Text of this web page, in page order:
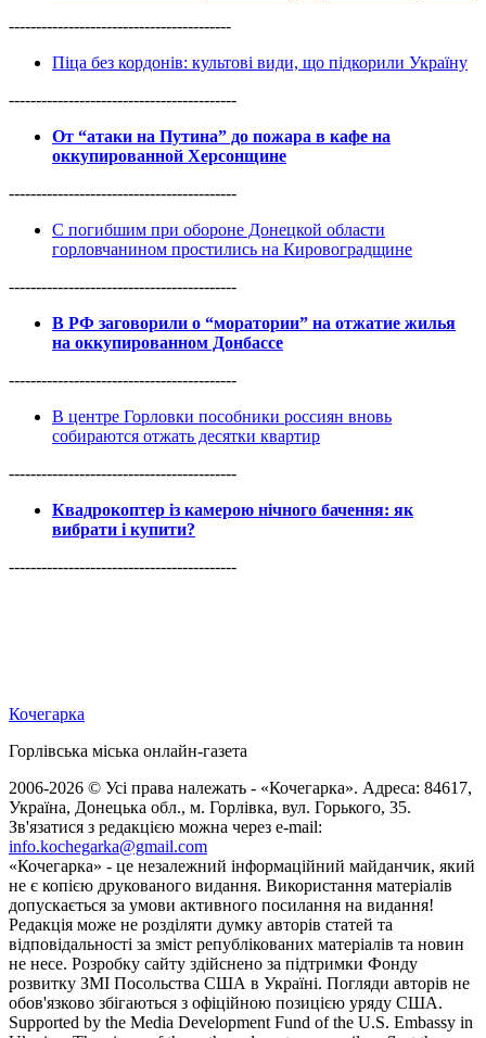
-----------------------------------------
Піца без кордонів: культові види, що підкорили Україну
------------------------------------------
От “атаки на Путина” до пожара в кафе на
оккупированной Херсонщине
------------------------------------------
С погибшим при обороне Донецкой области
горловчанином простились на Кировоградщине
------------------------------------------
В РФ заговорили о “моратории” на отжатие жилья
на оккупированном Донбассе
------------------------------------------
В центре Горловки пособники россиян вновь
собираются отжать десятки квартир
------------------------------------------
Квадрокоптер із камерою нічного бачення: як
вибрати і купити?
------------------------------------------
Кочегарка
Горлівська міська онлайн-газета
2006-2026 © Усі права належать - «Кочегарка». Адреса: 84617,
Україна, Донецька обл., м. Горлівка, вул. Горького, 35.
Зв'язатися з редакцією можна через e-mail:
info.kochegarka@gmail.com
«Кочегарка» - це незалежний інформаційний майданчик, який
не є копією друкованого видання. Використання матеріалів
допускається за умови активного посилання на видання!
Редакція може не розділяти думку авторів статей та
відповідальності за зміст републікованих матеріалів та новин
не несе. Розробку сайту здійснено за підтримки Фонду
розвитку ЗМІ Посольства США в Україні. Погляди авторів не
обов'язково збігаються з офіційною позицією уряду США.
Supported by the Media Development Fund of the U.S. Embassy in